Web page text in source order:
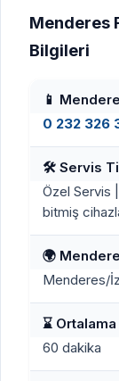
Menderes
Bilgileri
📱
0 232 326
🛠️ Servis
Özel Servis
bitmiş
🌍
Menderes/
⌛
60 dakika